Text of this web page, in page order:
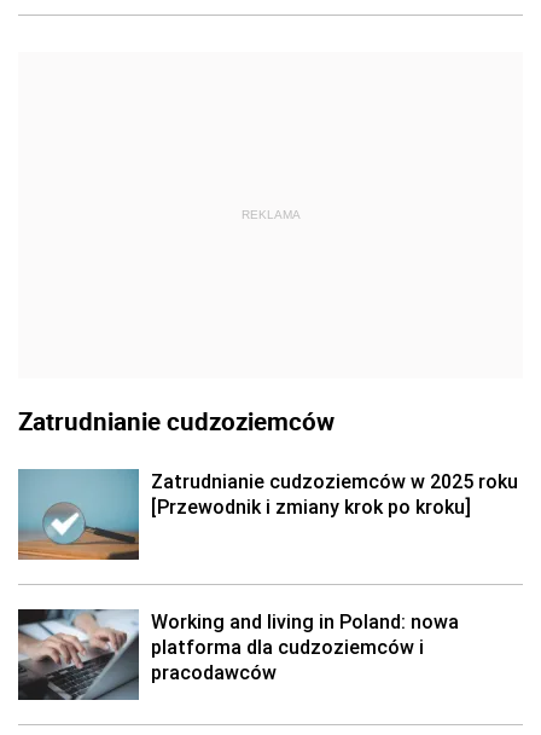
REKLAMA
Zatrudnianie cudzoziemców
Zatrudnianie cudzoziemców w 2025 roku
[Przewodnik i zmiany krok po kroku]
Working and living in Poland: nowa
platforma dla cudzoziemców i
pracodawców